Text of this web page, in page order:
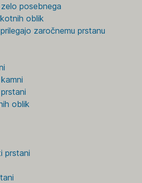
posebnega
oblik
zaročnemu prstanu
oblik
prstani